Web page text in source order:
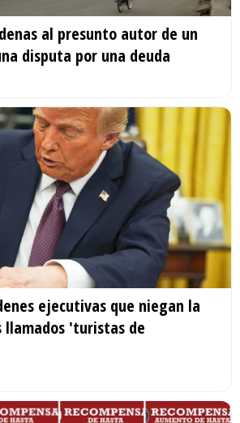
al presunto autor de un
disputa por una deuda
ejecutivas que niegan la
llamados 'turistas de